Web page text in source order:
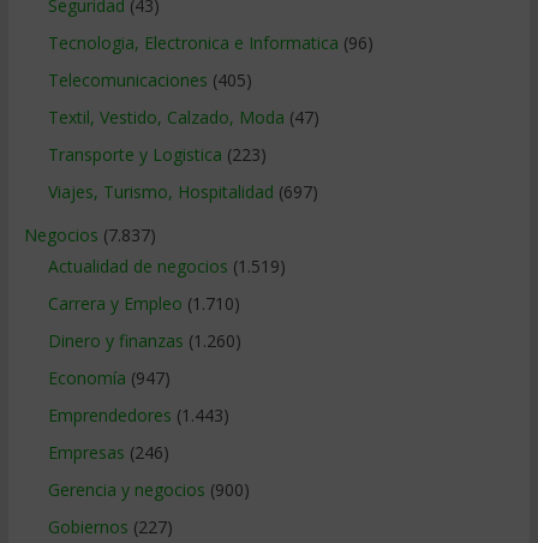
Seguridad (43)
Tecnologia, Electronica e Informatica (96)
Telecomunicaciones (405)
Textil, Vestido, Calzado, Moda (47)
Transporte y Logistica (223)
Viajes, Turismo, Hospitalidad (697)
Negocios (7.837)
Actualidad de negocios (1.519)
Carrera y Empleo (1.710)
Dinero y finanzas (1.260)
Economía (947)
Emprendedores (1.443)
Empresas (246)
Gerencia y negocios (900)
Gobiernos (227)